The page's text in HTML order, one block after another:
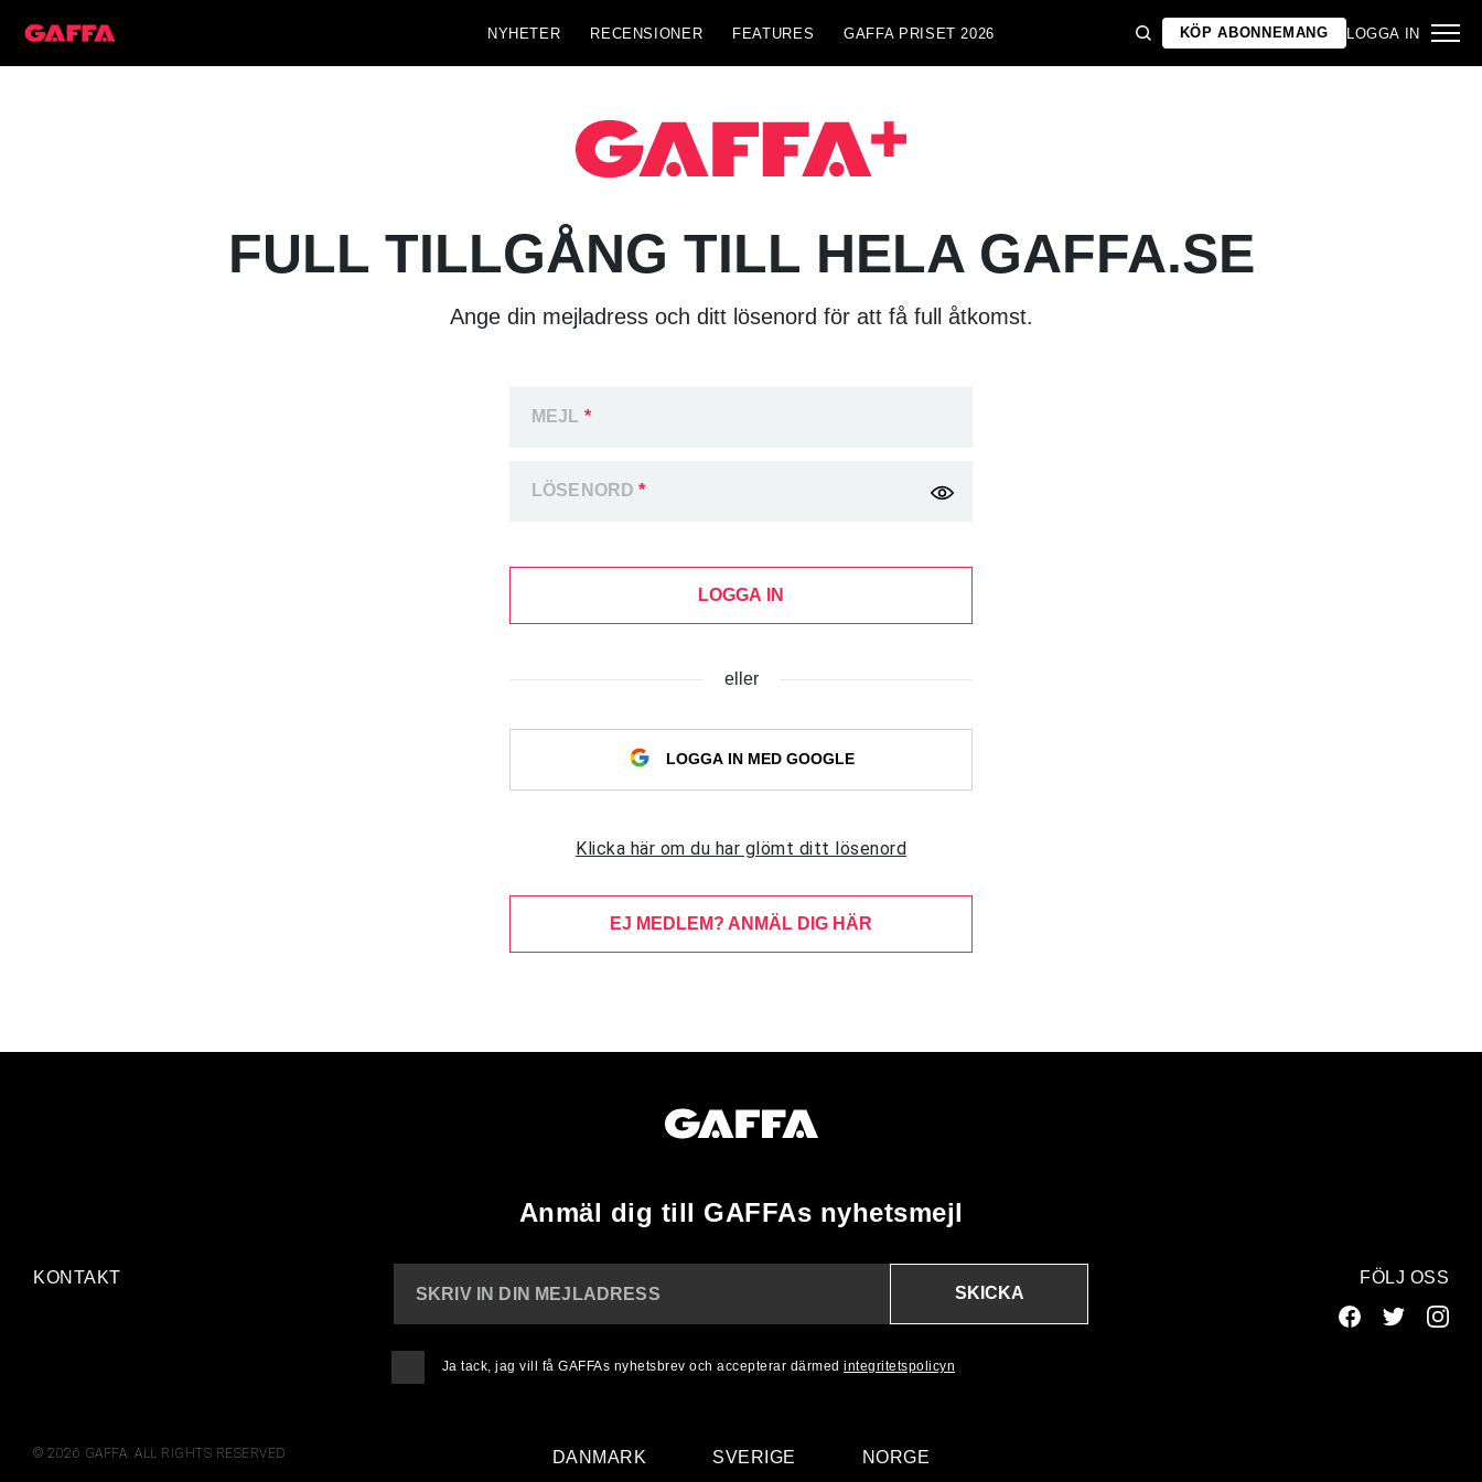
NYHETER RECENSIONER FEATURES GAFFA PRISET 2026 KÖP ABONNEMANG LOGGA IN
FULL TILLGÅNG TILL HELA GAFFA.SE
Ange din mejladress och ditt lösenord för att få full åtkomst.
MEJL *
LÖSENORD*
LOGGA IN
eller
LOGGA IN MED GOOGLE
Klicka här om du har glömt ditt lösenord
EJ MEDLEM? ANMÄL DIG HÄR
Anmäl dig till GAFFAs nyhetsmejl
KONTAKT
SKRIV IN DIN MEJLADRESS
SKICKA
Ja tack, jag vill få GAFFAs nyhetsbrev och accepterar därmed integritetspolicyn
FÖLJ OSS
© 2026 GAFFA. ALL RIGHTS RESERVED DANMARK SVERIGE NORGE